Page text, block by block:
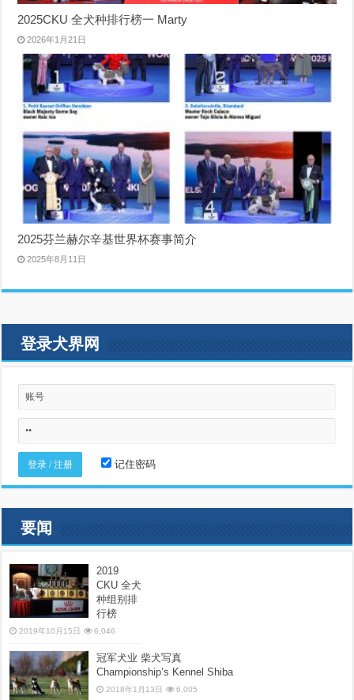
2025CKU 全犬种排行榜一 Marty
2026年1月21日
2025芬兰赫尔辛基世界杯赛事简介
2025年8月11日
登录犬界网
记住密码
要闻
2019
CKU 全犬
种组别排
行榜
2019年10月15日 6,046
冠军犬业 柴犬写真
Championship’s Kennel Shiba
2018年1月13日 6,005